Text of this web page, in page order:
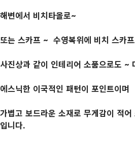
해변에서 비치타올로~
또는 스카프 ~ 수영복위에 비치 스카
사진상과 같이 인테리어 소품으로도 ~
에스닉한 이국적인 패턴이 포인트이며
가볍고 보드라운 소재로 무게감이 적
입니다.